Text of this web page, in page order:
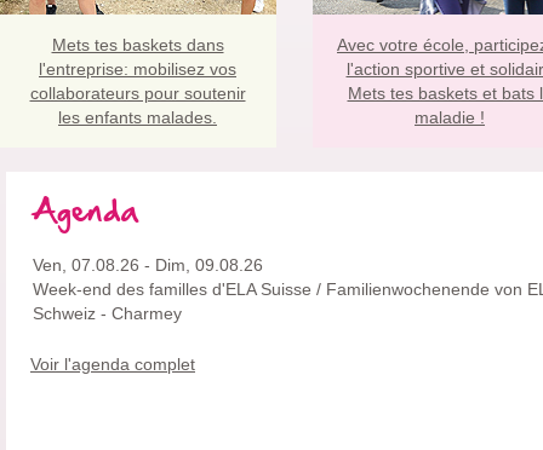
Mets tes baskets dans
l'entreprise: mobilisez vos
collaborateurs pour soutenir
les enfants malades.
Avec votre école,
l'action sportive et
Mets tes baskets et bats
maladie !
Agenda
Ven, 07.08.26 - Dim, 09.08.26
Week-end des familles d'ELA Suisse / Familienwochenende von
Schweiz - Charmey
Voir l'agenda complet